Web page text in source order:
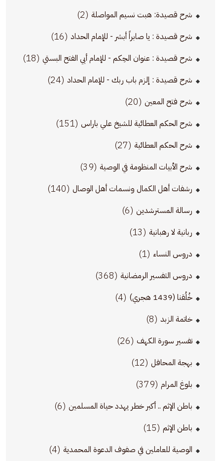
شرح قصيدة: هبت نسيم المواصلة (2)
شرح قصيدة : يا صابراً أبشر - للإمام الحداد (16)
شرح قصيدة : عنوان الحِكم - للإمام أبي الفتح البستي (18)
شرح قصيدة : إلزم باب ربك - للإمام الحداد (24)
شرح فتح المعين (20)
شرح الحكم العطائية للشيخ علي باراس (151)
شرح الحكم العطائية (27)
شرح الأبيات المنظومة في الوصية (39)
رشفات أهل الكمال ونسمات أهل الوصال (140)
رسالة المسترشدين (6)
ربانية لا رهبانية (13)
دروس النساء (1)
دروس التفسير الرمضانية (368)
خُلُقنا (1439 هجري) (4)
خاتمة الزبد (8)
تفسير سورة الكهف (26)
بهجة المحافل (12)
بلوغ المرام (379)
باطن الإثم .. أكبر خطر يهدد حياة المسلمين (6)
باطن الإثم (15)
الوصية للعاملين في صفوف الدعوة المحمدية (4)